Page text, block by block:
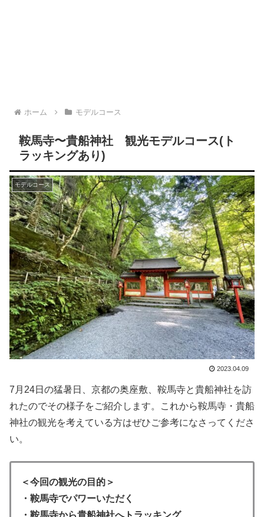
ホーム モデルコース
鞍馬寺〜貴船神社 観光モデルコース(ト
ラッキングあり)
モデルコース
2023.04.09
7月24日の猛暑日、京都の奥座敷、鞍馬寺と貴船神社を訪
れたのでその様子をご紹介します。これから鞍馬寺・貴船
神社の観光を考えている方はぜひご参考になさってくださ
い。
＜今回の観光の目的＞
・鞍馬寺でパワーいただく
・鞍馬寺から貴船神社へトラッキング